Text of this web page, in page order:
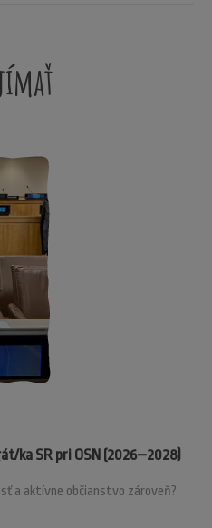
ka SR pri OSN (2026–2028)
a aktívne občianstvo zároveň?